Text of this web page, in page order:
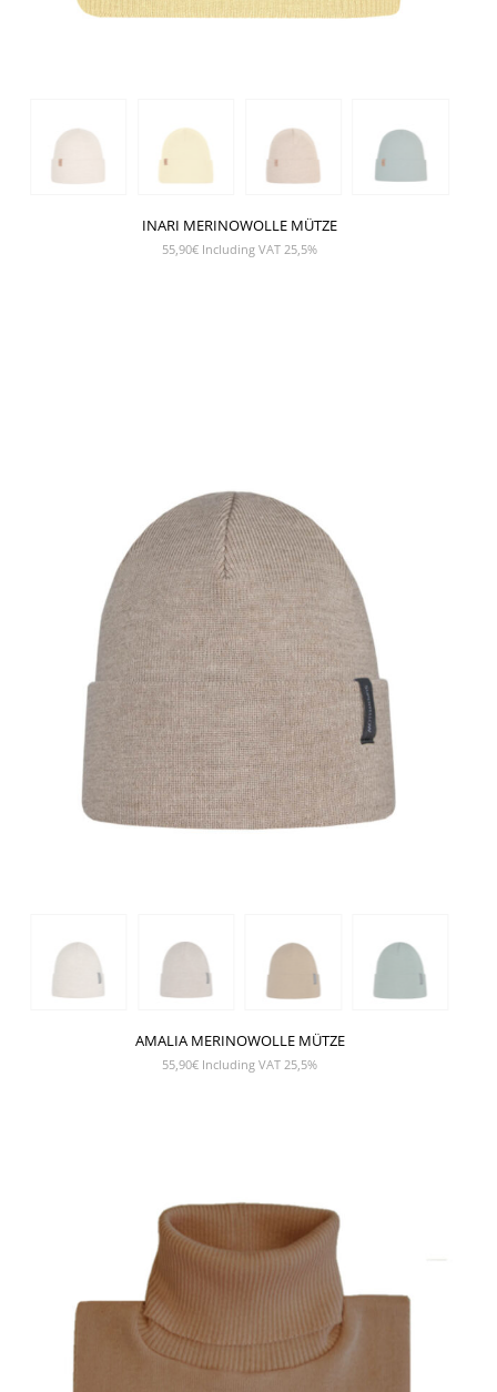
INARI MERINOWOLLE MÜTZE
55,90€ Including VAT 25,5%
AMALIA MERINOWOLLE MÜTZE
55,90€ Including VAT 25,5%